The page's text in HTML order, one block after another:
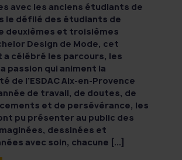
avec les anciens étudiants de
le défilé des étudiants de
deuxièmes et troisièmes
Design de Mode, cet
a célébré les parcours, les
passion qui animent la
de l’ESDAC Aix-en-Provence
de travail, de doutes, de
et de persévérance, les
pu présenter au public des
dessinées et
avec soin, chacune [...]